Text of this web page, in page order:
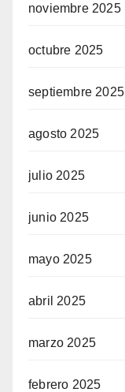
noviembre 2025
octubre 2025
septiembre 2025
agosto 2025
julio 2025
junio 2025
mayo 2025
abril 2025
marzo 2025
febrero 2025